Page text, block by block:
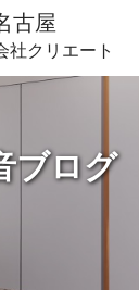
古屋
社クリエート
ブログ